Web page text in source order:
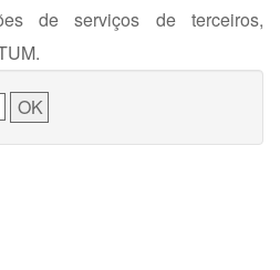
de serviços de terceiros,